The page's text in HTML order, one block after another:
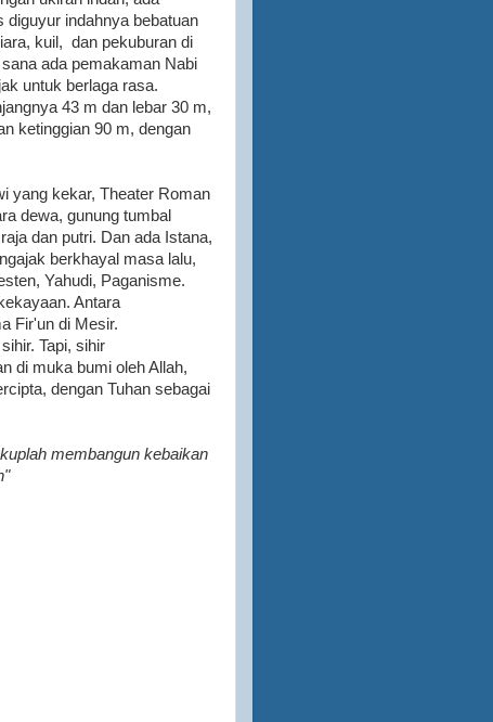
diguyur indahnya bebatuan
kuil, dan pekuburan di
ada pemakaman Nabi
untuk berlaga rasa.
43 m dan lebar 30 m,
ketinggian 90 m, dengan
yang kekar, Theater Roman
dewa, gunung tumbal
dan putri. Dan ada Istana,
berkhayal masa lalu,
Yahudi, Paganisme.
Antara
Fir'un di Mesir.
Tapi, sihir
di muka bumi oleh Allah,
dengan Tuhan sebagai
membangun kebaikan